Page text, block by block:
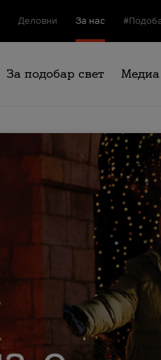
Деловни За нас
За подобар свет Медиа